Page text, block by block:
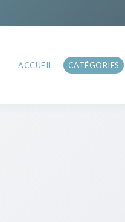
ACCUEIL CATÉGORIES